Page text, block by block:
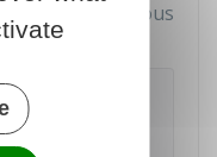
durant lequel vous
à tout